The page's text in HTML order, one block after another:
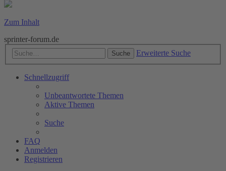
Zum Inhalt
sprinter-forum.de
Suche Erweiterte Suche
Schnellzugriff
Unbeantwortete Themen
Aktive Themen
Suche
FAQ
Anmelden
Registrieren